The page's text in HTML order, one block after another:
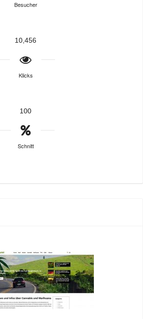
Besucher
10,456
Klicks
100
Schnitt